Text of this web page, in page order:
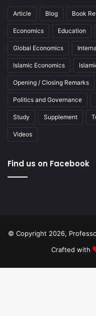
Article Blog Book
Economics Education
Global Economics
Islamic Economics
Opening / Closing Remarks
Politics and Governance
Study Supplement
Videos
Find us on Facebook
© Copyright 2026,
Crafted with